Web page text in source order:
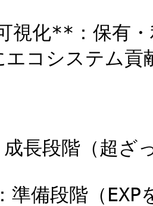
化**：保有・
エコシステム貢
段階（超ざ
備段階（EXP